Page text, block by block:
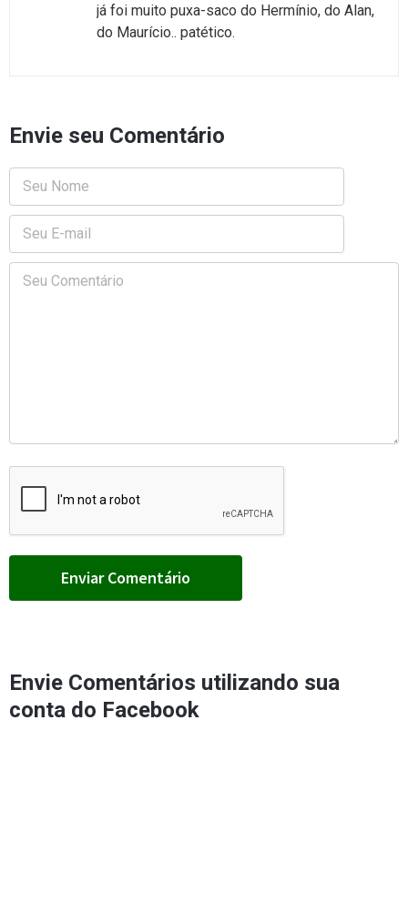
já foi muito puxa-saco do Hermínio, do Alan,
do Maurício.. patético.
Envie seu Comentário
Envie Comentários utilizando sua
conta do Facebook